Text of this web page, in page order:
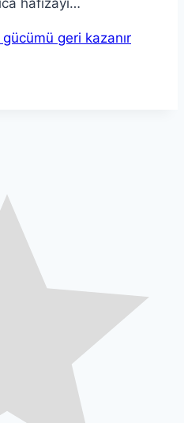
hafızayı…
geri kazanır